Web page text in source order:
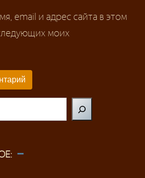
email и адрес сайта в этом
моих